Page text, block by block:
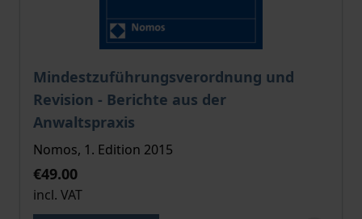
Mindestzuführungsverordnung und
Revision - Berichte aus der
Anwaltspraxis
The price depends on the options chosen on the
Nomos, 1. Edition 2015
€49.00
incl. VAT